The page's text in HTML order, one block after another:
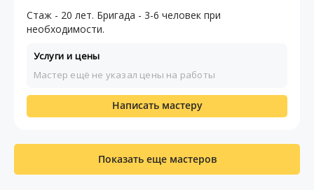
Стаж - 20 лет. Бригада - 3-6 человек при
необходимости.
Услуги и цены
Мастер ещё не указал цены на работы
Написать мастеру
Показать еще мастеров